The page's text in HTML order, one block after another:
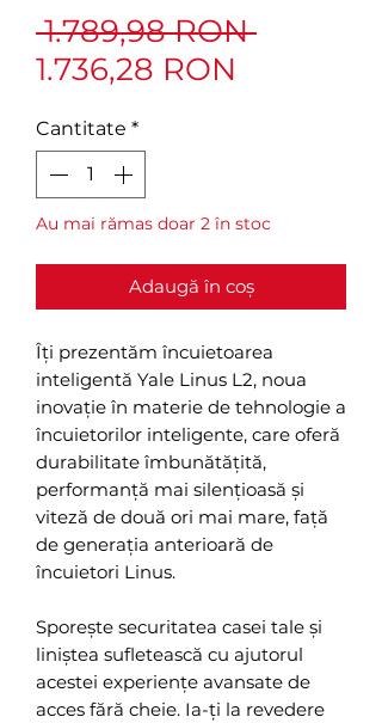
1.789,98 RON Preț
1.736,28 RON
Cantitate *
Au mai rămas doar 2 în stoc
Adaugă în coș
Îți prezentăm încuietoarea
inteligentă Yale Linus L2, noua
inovație în materie de tehnologie a
încuietorilor inteligente, care oferă
durabilitate îmbunătățită,
performanță mai silențioasă și
viteză de două ori mai mare, față
de generația anterioară de
încuietori Linus.
Sporește securitatea casei tale și
liniștea sufletească cu ajutorul
acestei experiențe avansate de
acces fără cheie. Ia-ți la revedere